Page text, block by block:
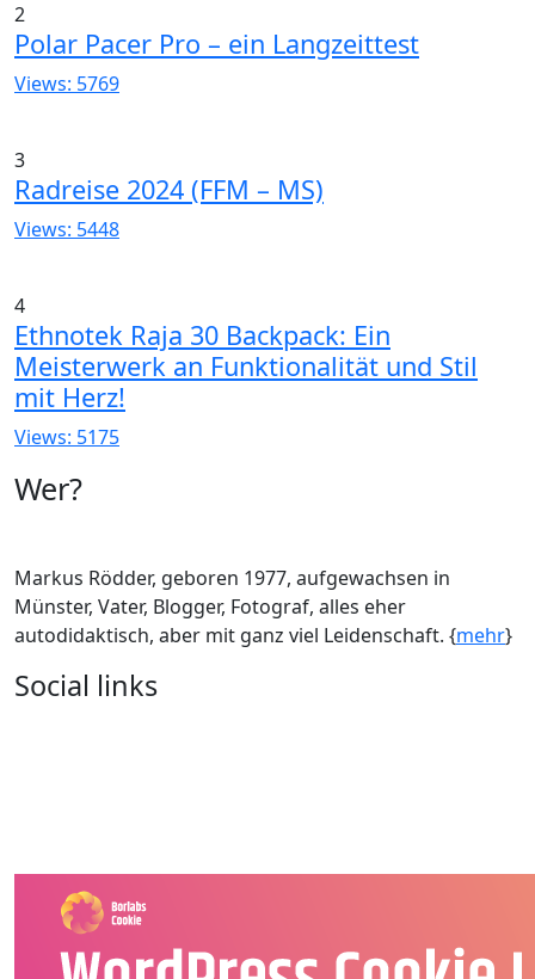
2
Polar Pacer Pro – ein Langzeittest
Views: 5769
3
Radreise 2024 (FFM – MS)
Views: 5448
4
Ethnotek Raja 30 Backpack: Ein
Meisterwerk an Funktionalität und Stil
mit Herz!
Views: 5175
Wer?
Markus Rödder, geboren 1977, aufgewachsen in
Münster, Vater, Blogger, Fotograf, alles eher
autodidaktisch, aber mit ganz viel Leidenschaft. {mehr}
Social links